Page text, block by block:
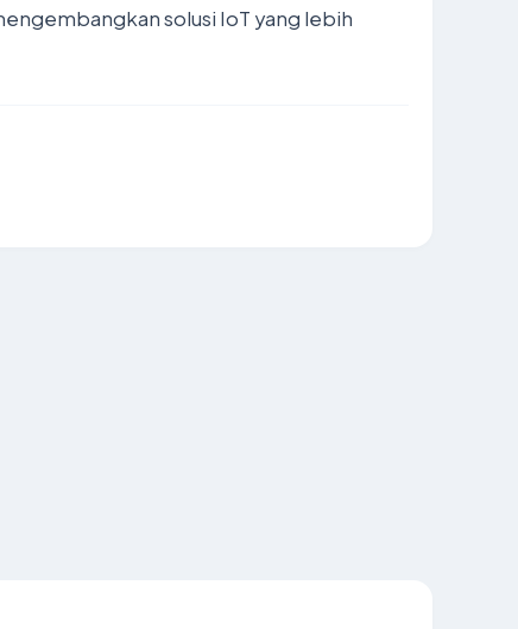
solusi IoT yang lebih